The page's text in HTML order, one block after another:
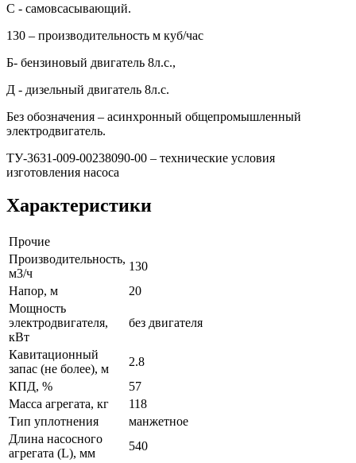
С - самовсасывающий.
130 – производительность м куб/час
Б- бензиновый двигатель 8л.с.,
Д - дизельный двигатель 8л.с.
Без обозначения – асинхронный общепромышленный
электродвигатель.
ТУ-3631-009-00238090-00 – технические условия
изготовления насоса
Характеристики
Прочие
Производительность,
м3/ч
130
Напор, м
20
Мощность
электродвигателя,
кВт
без двигателя
Кавитационный
запас (не более), м
2.8
КПД, %
57
Масса агрегата, кг
118
Тип уплотнения
манжетное
Длина насосного
агрегата (L), мм
540